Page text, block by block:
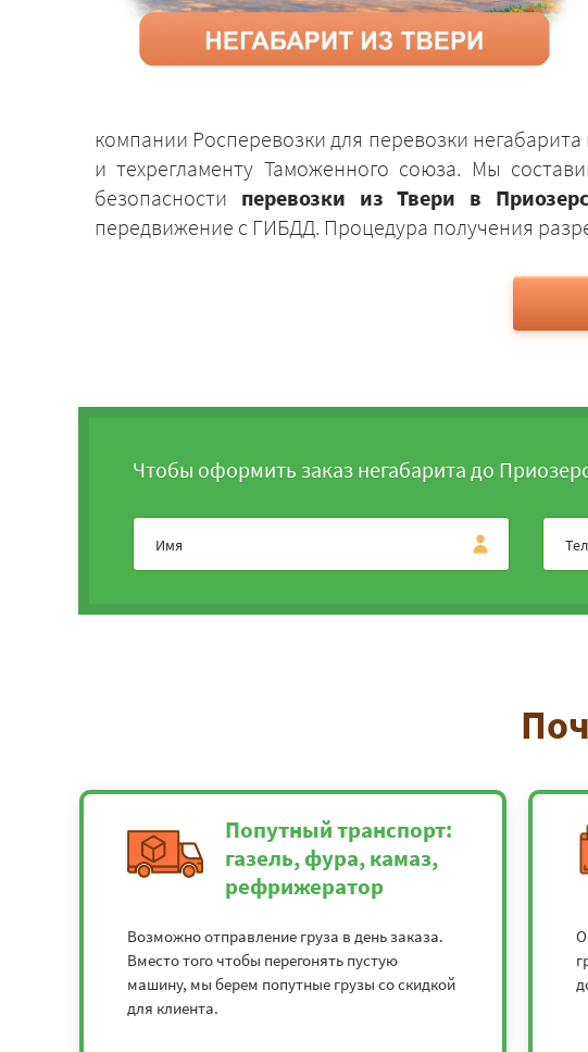
компании Росперевозки для перевозки
и техрегламенту Таможенного союза. Мы
безопасности перевозки из Твери в
передвижение с ГИБДД. Процедура получения
Чтобы оформить заказ негабарита до
Попутный транспорт:
газель, фура, камаз,
рефрижератор
Возможно отправление груза в день заказа.
Вместо того чтобы перегонять пустую
машину, мы берем попутные грузы со скидкой
для клиента.